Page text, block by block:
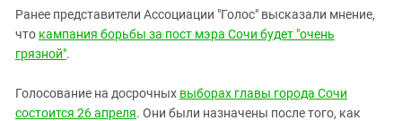
Ранее представители Ассоциации "Голос" высказали мнение,
что кампания борьбы за пост мэра Сочи будет "очень
грязной".
Голосование на досрочных выборах главы города Сочи
состоится 26 апреля. Они были назначены после того, как